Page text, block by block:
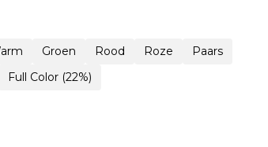
Groen Rood Roze
Paars
Full Color (22%)